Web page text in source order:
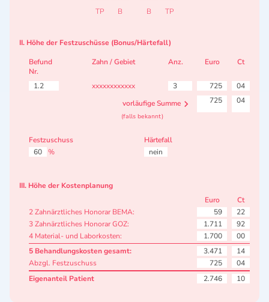
TP
B B TP
II. Höhe der Festzuschüsse (Bonus/Härtefall)
Befund
Nr.
Zahn / Gebiet Anz. Euro Ct
1.2 xxxxxxxxxxxx 3 725
04
vorläufige Summe
725 04
(falls bekannt)
Festzuschuss
60
%
Härtefall
nein
III. Höhe der Kostenplanung
Euro
Ct
2 Zahnärztliches Honorar BEMA:
59
22
3 Zahnärztliches Honorar GOZ:
1.711
92
4 Material- und Laborkosten:
1.700
00
5 Behandlungskosten gesamt:
3.471
14
Abzgl. Festzuschuss
725
04
Eigenanteil Patient
2.746 10